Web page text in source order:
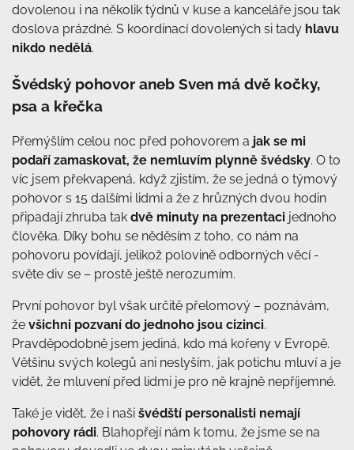
dovolenou i na několik týdnů v kuse a kanceláře jsou tak
doslova prázdné. S koordinací dovolených si tady hlavu
nikdo nedělá.
Švédský pohovor aneb Sven má dvě kočky,
psa a křečka
Přemýšlím celou noc před pohovorem a jak se mi
podaří zamaskovat, že nemluvím plynně švédsky. O to
víc jsem překvapená, když zjistím, že se jedná o týmový
pohovor s 15 dalšími lidmi a že z hrůzných dvou hodin
připadají zhruba tak dvě minuty na prezentaci jednoho
člověka. Díky bohu se něděsím z toho, co nám na
pohovoru povídají, jelikož polovině odborných věcí -
světe div se – prostě ještě nerozumím.
První pohovor byl však určitě přelomový – poznávám,
že všichni pozvaní do jednoho jsou cizinci.
Pravděpodobně jsem jediná, kdo má kořeny v Evropě.
Většinu svých kolegů ani neslyším, jak potichu mluví a je
vidět, že mluvení před lidmi je pro ně krajně nepříjemné.
Také je vidět, že i naši švédští personalisti nemají
pohovory rádi. Blahopřejí nám k tomu, že jsme se na